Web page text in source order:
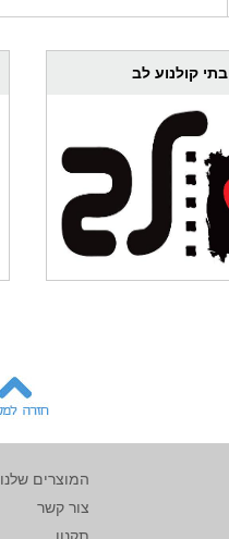
בתי קולנוע לב
המוצרים שלנו
צור קשר